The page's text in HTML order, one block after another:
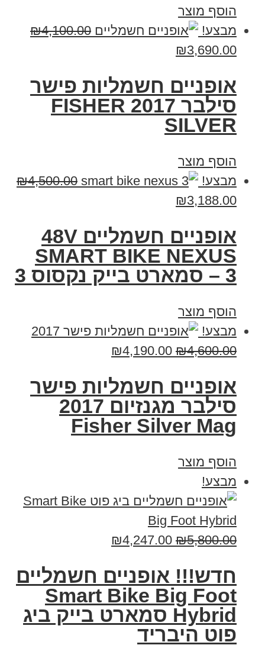
הוסף מוצר
מבצע!
₪4,100.00
₪3,690.00
אופניים חשמליות פישר
סילבר 2017 FISHER
SILVER
הוסף מוצר
מבצע!
₪4,500.00
₪3,188.00
אופניים חשמליים 48V
SMART BIKE NEXUS
3 – סמארט בייק נקסוס 3
הוסף מוצר
מבצע!
₪4,600.00
₪4,190.00
אופניים חשמליות פישר
סילבר מגנזיום 2017
Fisher Silver Mag
הוסף מוצר
מבצע!
₪5,800.00
₪4,247.00
חדש!!! אופניים חשמליים
Smart Bike Big Foot
Hybrid סמארט בייק ביג
פוט היבריד